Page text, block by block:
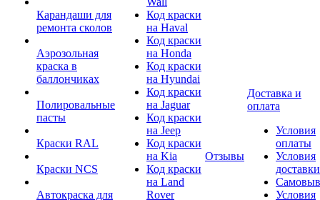
Карандаши для
ремонта сколов
Аэрозольная
краска в
баллончиках
Полировальные
пасты
Краски RAL
Краски NCS
Автокраска для
Код краски
на Haval
Код краски
на Honda
Код краски
на Hyundai
Код краски
на Jaguar
Код краски
на Jeep
Код краски
на Kia
Код краски
на Land
Rover
Отзывы
Доставка и
оплата
Условия
оплаты
Условия
доставки
Условия